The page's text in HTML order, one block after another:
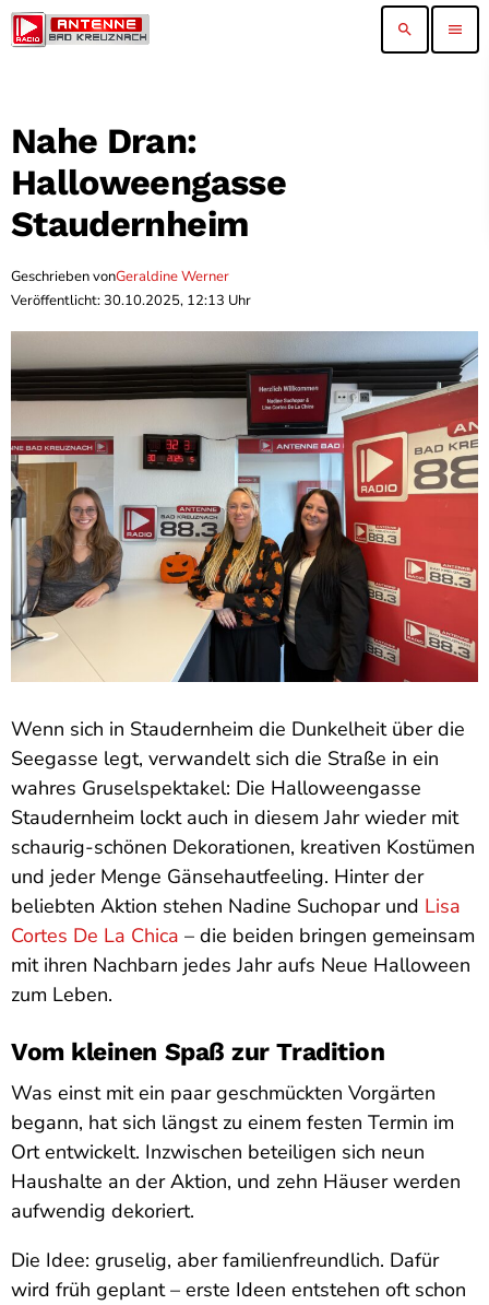
search menu
Nahe Dran:
Halloweengasse
Staudernheim
Geschrieben vonGeraldine Werner
Veröffentlicht: 30.10.2025, 12:13 Uhr
Wenn sich in Staudernheim die Dunkelheit über die
Seegasse legt, verwandelt sich die Straße in ein
wahres Gruselspektakel: Die Halloweengasse
Staudernheim lockt auch in diesem Jahr wieder mit
schaurig-schönen Dekorationen, kreativen Kostümen
und jeder Menge Gänsehautfeeling. Hinter der
beliebten Aktion stehen Nadine Suchopar und Lisa
Cortes De La Chica – die beiden bringen gemeinsam
mit ihren Nachbarn jedes Jahr aufs Neue Halloween
zum Leben.
Vom kleinen Spaß zur Tradition
Was einst mit ein paar geschmückten Vorgärten
begann, hat sich längst zu einem festen Termin im
Ort entwickelt. Inzwischen beteiligen sich neun
Haushalte an der Aktion, und zehn Häuser werden
aufwendig dekoriert.
Die Idee: gruselig, aber familienfreundlich. Dafür
wird früh geplant – erste Ideen entstehen oft schon